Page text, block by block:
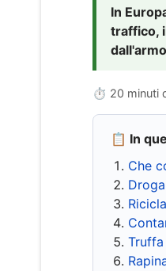
In
traffico,
⏱ 20 minuti
📋 In
Che